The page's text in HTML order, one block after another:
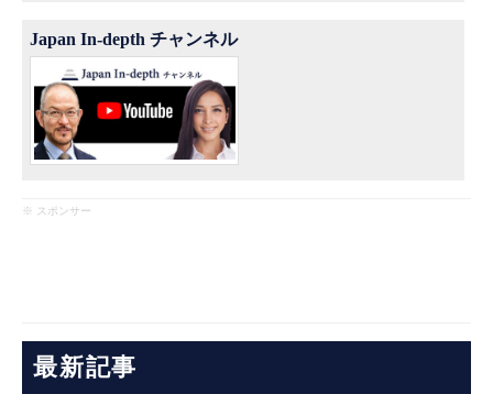
Japan In-depth チャンネル
※ スポンサー
最新記事